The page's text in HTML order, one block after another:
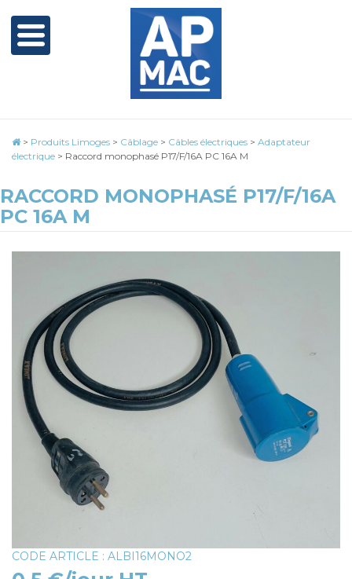
> Produits Limoges > Câblage > Câbles électriques > Adaptateur
électrique > Raccord monophasé P17/F/16A PC 16A M
RACCORD MONOPHASÉ P17/F/16A
PC 16A M
CODE ARTICLE : ALBI16MONO2